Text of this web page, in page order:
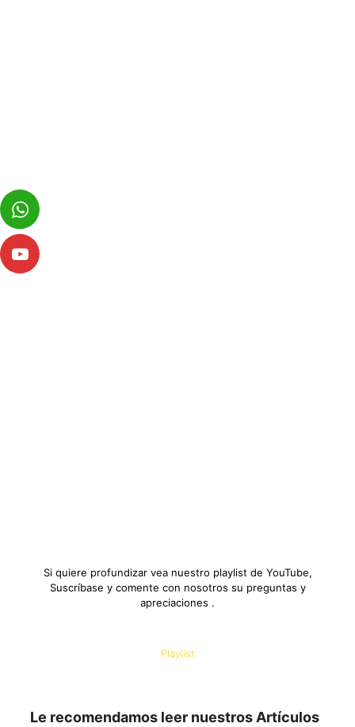
Si quiere profundizar vea nuestro playlist de YouTube,
Suscríbase y comente con nosotros su preguntas y
apreciaciones .
Playlist
Le recomendamos leer nuestros Artículos